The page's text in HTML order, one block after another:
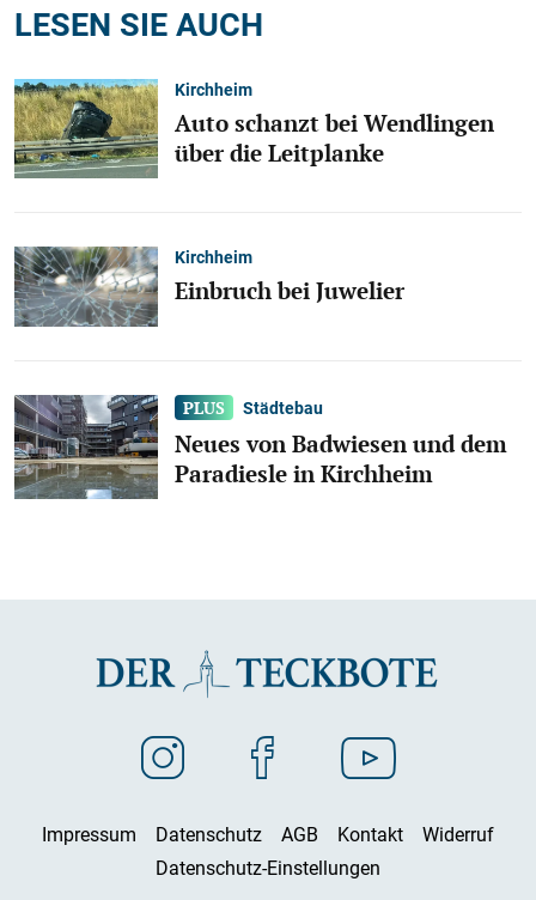
LESEN SIE AUCH
Kirchheim
Auto schanzt bei Wendlingen
über die Leitplanke
Kirchheim
Einbruch bei Juwelier
Städtebau
Neues von Badwiesen und dem
Paradiesle in Kirchheim
Impressum Datenschutz AGB Kontakt
Widerruf
Datenschutz-Einstellungen